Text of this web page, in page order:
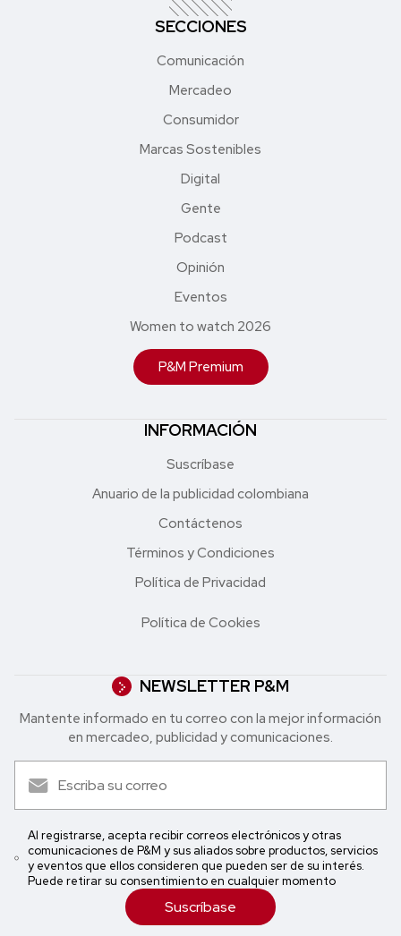
SECCIONES
Comunicación
Mercadeo
Consumidor
Marcas Sostenibles
Digital
Gente
Podcast
Opinión
Eventos
Women to watch 2026
P&M Premium
INFORMACIÓN
Suscríbase
Anuario de la publicidad colombiana
Contáctenos
Términos y Condiciones
Política de Privacidad
Política de Cookies
NEWSLETTER P&M
Mantente informado en tu correo con la mejor in formación
en mercadeo, publicidad y comunicaciones.
Al registrarse, acepta recibir correos electrónicos y otras
comunicaciones de P&M y sus aliados sobre productos, servicios
y eventos que ellos consideren que pueden ser de su interés.
Puede retirar su consentimiento en cualquier momento
Suscríbase